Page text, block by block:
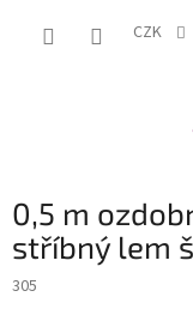
CZK
0,5 m
stříbný lem
305